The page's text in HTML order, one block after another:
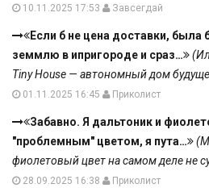
10.11.2025 17:53 Завсегдай
Если б не цена доставки, была
земмлю в ипригороде и сраз…
Tiny House — автономный дом
01.11.2025 16:45 Приколист
Забавно. Я дальтоник и
"проблемным" цветом, я пута…
фиолетовый цвет на самом деле не
28.09.2025 16:38 Приколист